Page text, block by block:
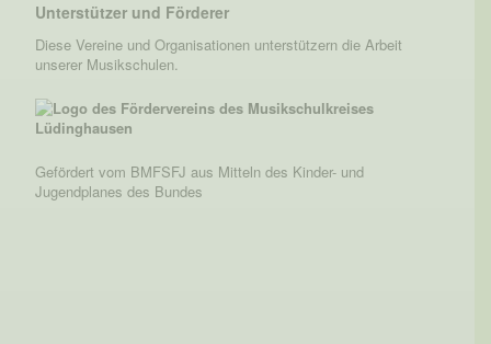
Unterstützer und Förderer
Diese Vereine und Organisationen unterstützern die Arbeit
unserer Musikschulen.
Gefördert vom BMFSFJ aus Mitteln des Kinder- und
Jugendplanes des Bundes